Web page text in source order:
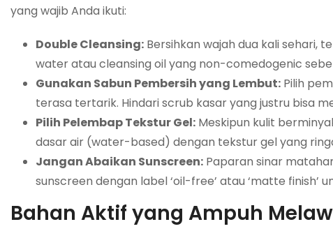
yang wajib Anda ikuti:
Double Cleansing: Bersihkan wajah dua kali sehari,
water atau cleansing oil yang non-comedogenic
Gunakan Sabun Pembersih yang Lembut: Pilih
terasa tertarik. Hindari scrub kasar yang justru bisa
Pilih Pelembap Tekstur Gel: Meskipun kulit
dasar air (water-based) dengan tekstur gel yang
Jangan Abaikan Sunscreen: Paparan sinar
sunscreen dengan label ‘oil-free’ atau ‘matte
Bahan Aktif yang Ampuh